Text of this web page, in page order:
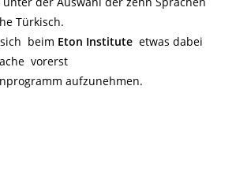
Türkisch.
beim Eton Institute etwas dabei
vorerst
aufzunehmen.